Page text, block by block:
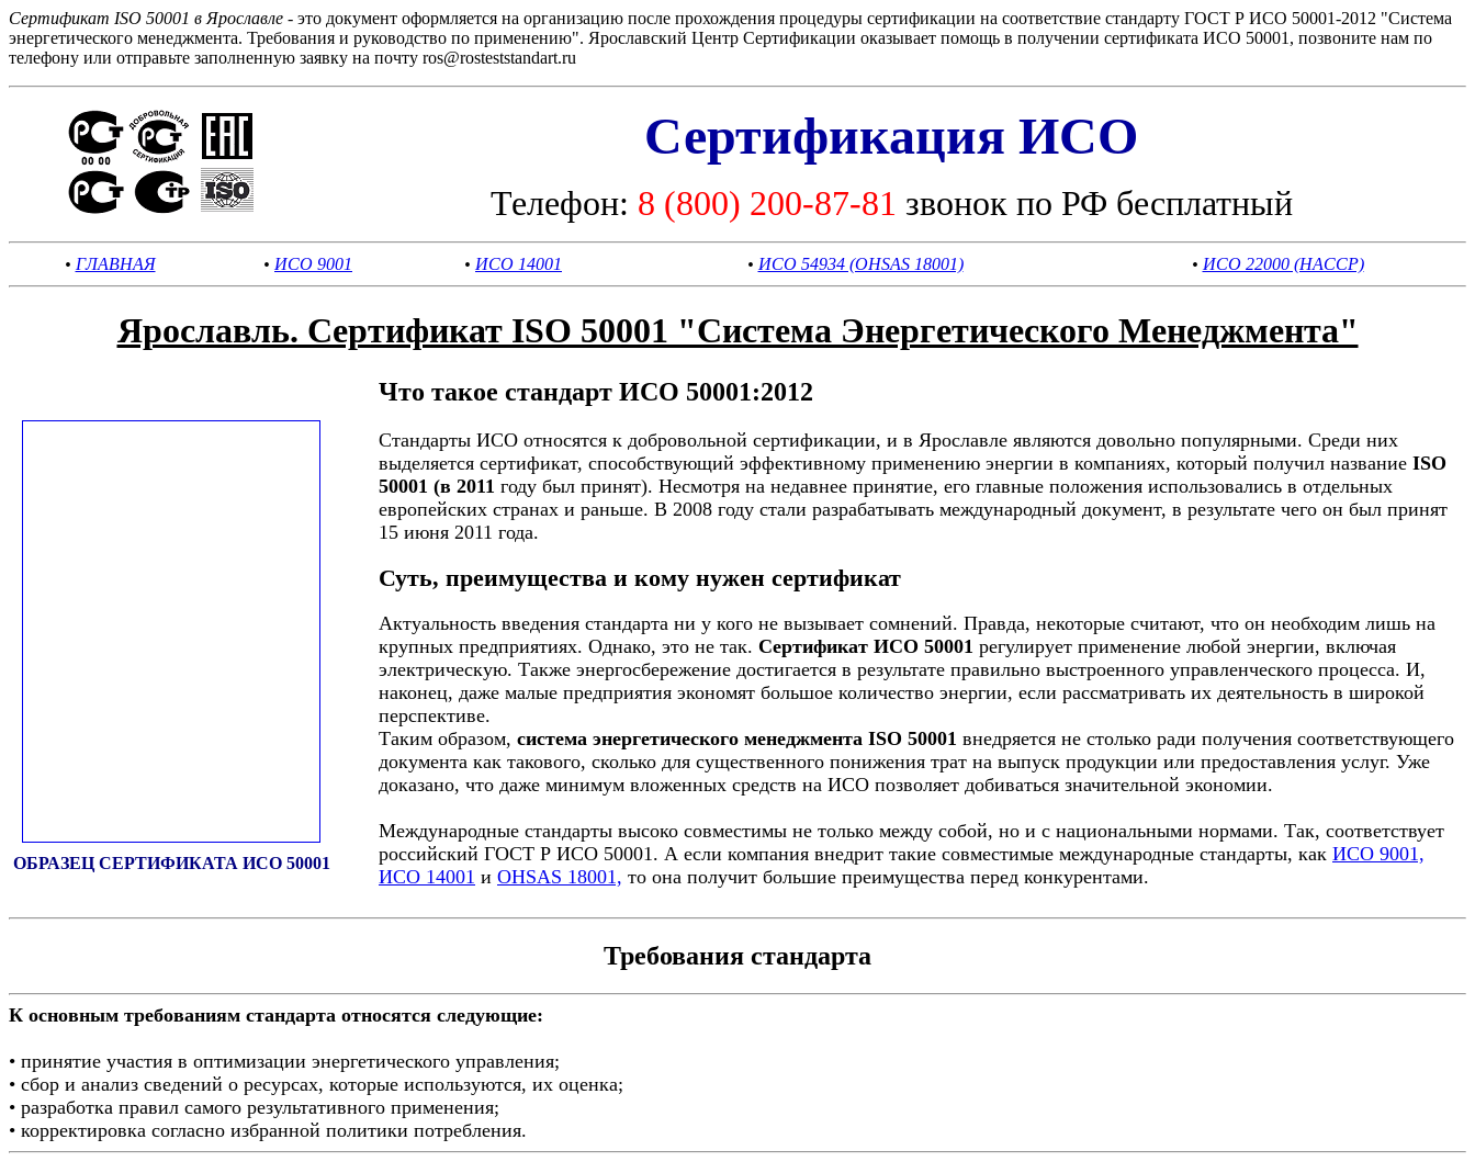
Сертификат ISO 50001 в Ярославле - это документ оформляется на организацию после прохождения процедуры сертификации на соответствие стандарту ГОСТ Р ИСО 50001-2012 "Система
энергетического менеджмента. Требования и руководство по применению". Ярославский Центр Сертификации оказывает помощь в получении сертификата ИСО 50001, позвоните нам по
телефону или отправьте заполненную заявку на почту ros@rosteststandart.ru
Сертификация ИСО
Телефон: 8 (800) 200-87-81 звонок по РФ бесплатный
• ГЛАВНАЯ • ИСО 9001 • ИСО 14001 • ИСО 54934 (OHSAS 18001) • ИСО 22000 (HACCP)
Ярославль. Сертификат ISO 50001 "Система Энергетического Менеджмента"
ОБРАЗЕЦ СЕРТИФИКАТА ИСО 50001
Что такое стандарт ИСО 50001:2012
Стандарты ИСО относятся к добровольной сертификации, и в Ярославле являются довольно популярными. Среди них
выделяется сертификат, способствующий эффективному применению энергии в компаниях, который получил название ISO
50001 (в 2011 году был принят). Несмотря на недавнее принятие, его главные положения использовались в отдельных
европейских странах и раньше. В 2008 году стали разрабатывать международный документ, в результате чего он был принят
15 июня 2011 года.
Суть, преимущества и кому нужен сертификат
Актуальность введения стандарта ни у кого не вызывает сомнений. Правда, некоторые считают, что он необходим лишь на
крупных предприятиях. Однако, это не так. Сертификат ИСО 50001 регулирует применение любой энергии, включая
электрическую. Также энергосбережение достигается в результате правильно выстроенного управленческого процесса. И,
наконец, даже малые предприятия экономят большое количество энергии, если рассматривать их деятельность в широкой
перспективе.
Таким образом, система энергетического менеджмента ISO 50001 внедряется не столько ради получения соответствующего
документа как такового, сколько для существенного понижения трат на выпуск продукции или предоставления услуг. Уже
доказано, что даже минимум вложенных средств на ИСО позволяет добиваться значительной экономии.
Международные стандарты высоко совместимы не только между собой, но и с национальными нормами. Так, соответствует
российский ГОСТ Р ИСО 50001. А если компания внедрит такие совместимые международные стандарты, как ИСО 9001,
ИСО 14001 и OHSAS 18001, то она получит большие преимущества перед конкурентами.
Требования стандарта
К основным требованиям стандарта относятся следующие:
• принятие участия в оптимизации энергетического управления;
• сбор и анализ сведений о ресурсах, которые используются, их оценка;
• разработка правил самого результативного применения;
• корректировка согласно избранной политики потребления.